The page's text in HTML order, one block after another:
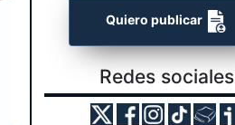
Quiero publicar
Redes sociales